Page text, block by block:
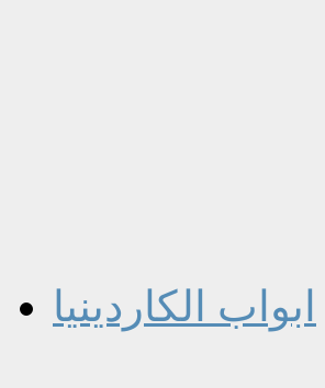
ابواب الكاردينيا